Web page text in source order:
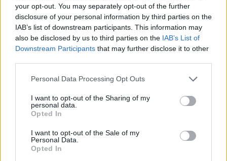
your opt-out. You may separately opt-out of the further
disclosure of your personal information by third parties on the
IAB’s list of downstream participants. This information may
also be disclosed by us to third parties on the IAB’s List of
Downstream Participants that may further disclose it to other
Please note that this website/app uses one or more Google
not limited to your visit or usage behaviour. You may click to
grant or deny consent to Google and its third-party tags to
use your data for below specified purposes in below Google
consent section.
Personal Data Processing Opt Outs
I want to opt-out of the Sharing of my
personal data.
Opted In
I want to opt-out of the Sale of my
Personal Data.
Opted In
durante la serie Los 100
La biografía de Chad Boyce que había muerto…
GENTE